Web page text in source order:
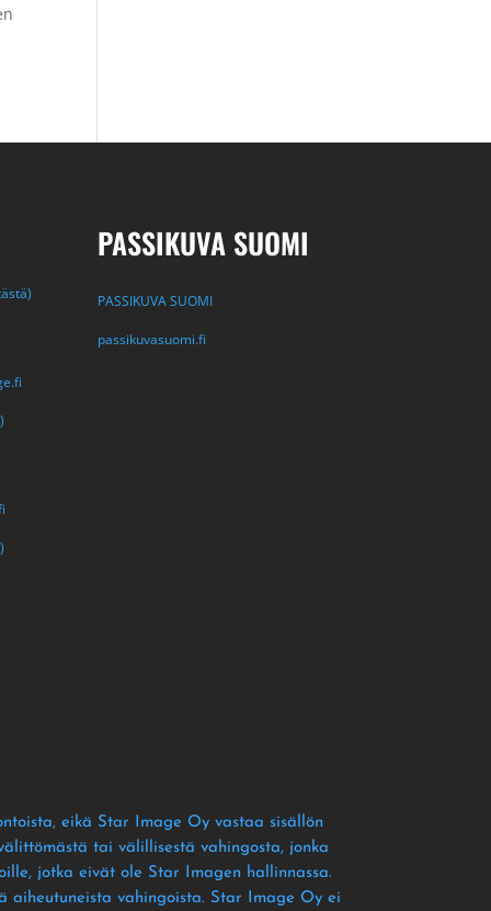
PASSIKUVA SUOMI
PASSIKUVA SUOMI
passikuvasuomi.fi
, eikä Star Image Oy vastaa sisällön
tai välillisestä vahingosta, jonka
, jotka eivät ole Star Imagen hallinnassa.
aiheutuneista vahingoista. Star Image Oy ei